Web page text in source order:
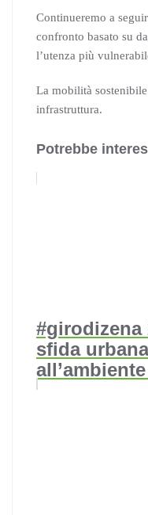
Continueremo a
confronto basato su
l’utenza più
La mobilità
infrastruttura.
Potrebbe
#girodizena
sfida